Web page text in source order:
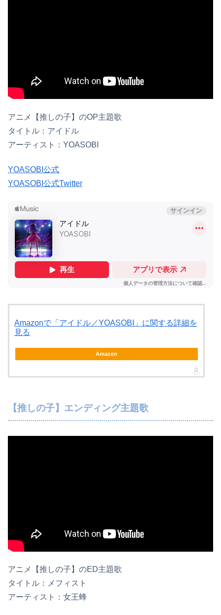
アニメ【推しの子】のOP主題歌
タイトル：アイドル
アーティスト：YOASOBI
YOASOBI公式
YOASOBI公式Twitter
Amazonで「アイドル／YOASOBI」に関する詳細を
見る
Amazon
【推しの子】エンディング主題歌
アニメ【推しの子】のED主題歌
タイトル：メフィスト
アーティスト：女王蜂